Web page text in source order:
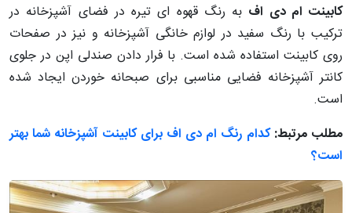
کابینت ام دی اف به رنگ قهوه ای تیره در فضای آشپزخانه در
ترکیب با رنگ سفید در لوازم خانگی آشپزخانه و نیز در صفحات
روی کابینت استفاده شده است. با فرار دادن صندلی اپن در جلوی
کانتر آشپزخانه فضایی مناسبی برای صبحانه خوردن ایجاد شده
است.
مطلب مرتبط:کدام رنگ ام دی اف برای کابینت آشپزخانه شما بهتر
است؟